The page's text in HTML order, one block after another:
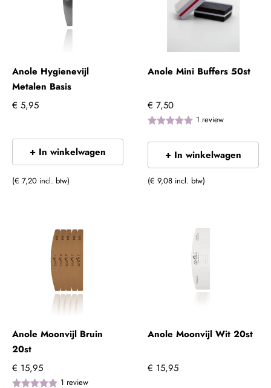
Anole Hygienevijl
Metalen Basis
€ 5,95
+ In winkelwagen
(€ 7,20 incl. btw)
Anole Mini Buffers 50st
€ 7,50
1 review
+ In winkelwagen
(€ 9,08 incl. btw)
Anole Moonvijl Bruin
20st
€ 15,95
1 review
Anole Moonvijl Wit 20st
€ 15,95